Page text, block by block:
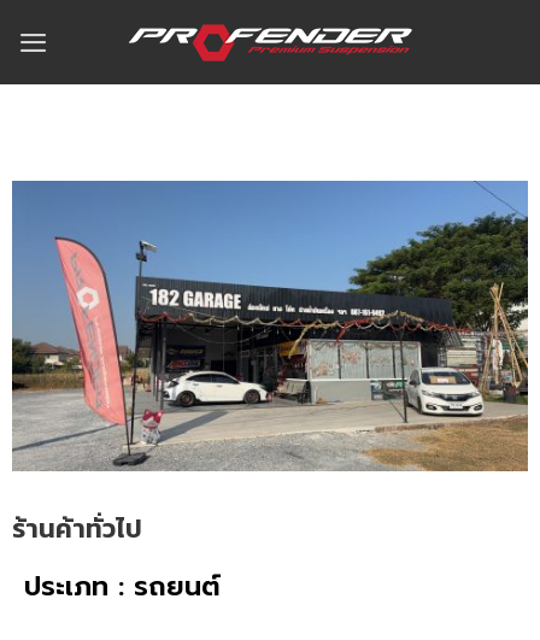
ร้านค้าทั่วไป
ประเภท : รถยนต์